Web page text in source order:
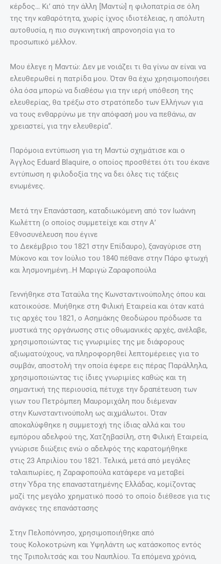
κέρδος… Κι’ από την άλλη [Μαντώ] η φιλοπατρία σε όλη
της την καθαρότητα, χωρίς ίχνος ιδιοτέλειας, η απόλυτη
αυτοθυσία, η πιο συγκινητική απρονοησία για το
προσωπικό μέλλον.
Μου έλεγε η Μαντώ: Δεν με νοιάζει τι θα γίνω αν είναι να
ελευθερωθεί η πατρίδα μου. Όταν θα έχω χρησιμοποιήσει
όλα όσα μπορώ να διαθέσω για την ιερή υπόθεση της
ελευθερίας, θα τρέξω στο στρατόπεδο των Ελλήνων για
να τους ενθαρρύνω με την απόφασή μου να πεθάνω, αν
χρειαστεί, για την ελευθερία“.
Παρόμοια εντύπωση για τη Μαντώ σχημάτισε και ο
Άγγλος Eduard Blaquire, ο οποίος προσθέτει ότι του έκανε
εντύπωση η φιλοδοξία της να δει όλες τις τάξεις
ενωμένες.
Μετά την Επανάσταση, καταδιωκόμενη από τον Ιωάννη
Κωλέττη (ο οποίος συμμετείχε και στην Α’
Εθνοσυνέλευση που έγινε
το Δεκέμβριο του 1821 στην Επίδαυρο), ξαναγύρισε στη
Μύκονο και τον Ιούλιο του 1840 πέθανε στην Πάρο φτωχή
και λησμονημένη..Η Μαριγώ Ζαραφοπούλα
Γεννήθηκε στα Ταταύλα της Κωνσταντινούπολης όπου και
κατοικούσε. Μυήθηκε στη Φιλική Εταιρεία και όταν κατά
τις αρχές του 1821, ο Ασημάκης Θεοδώρου πρόδωσε τα
μυστικά της οργάνωσης στις οθωμανικές αρχές, ανέλαβε,
χρησιμοποιώντας τις γνωριμίες της με διάφορους
αξιωματούχους, να πληροφορηθεί λεπτομέρειες για το
συμβάν, αποστολή την οποία έφερε εις πέρας Παράλληλα,
χρησιμοποιώντας τις ίδιες γνωριμίες καθώς και τη
σημαντική της περιουσία, πέτυχε την δραπέτευση των
γιων του Πετρόμπεη Μαυρομιχάλη που διέμεναν
στην Κωνσταντινούπολη ως αιχμάλωτοι. Όταν
αποκαλύφθηκε η συμμετοχή της ίδιας αλλά και του
εμπόρου αδελφού της, Χατζηβασίλη, στη Φιλική Εταιρεία,
γνώρισε διώξεις ενώ ο αδελφός της καρατομήθηκε
στις 23 Απριλίου του 1821. Τελικά, μετά από μεγάλες
ταλαιπωρίες, η Ζαραφοπούλα κατάφερε να μεταβεί
στην Ύδρα της επαναστατημένης Ελλάδας, κομίζοντας
μαζί της μεγάλο χρηματικό ποσό το οποίο διέθεσε για τις
ανάγκες της επανάστασης
Στην Πελοπόννησο, χρησιμοποιήθηκε από
τους Κολοκοτρώνη και Υψηλάντη ως κατάσκοπος εντός
της Τριπολιτσάς και του Ναυπλίου. Τα επόμενα χρόνια,